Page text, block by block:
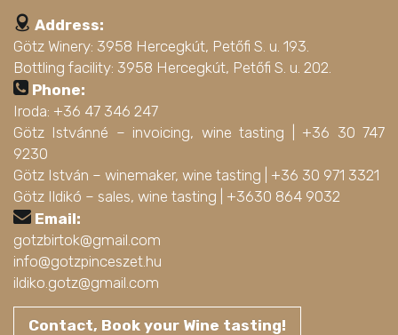
Address:
Götz Winery: 3958 Hercegkút, Petőfi S. u. 193.
Bottling facility: 3958 Hercegkút, Petőfi S. u. 202.
Phone:
Iroda: +36 47 346 247
Götz Istvánné – invoicing, wine tasting | +36 30 747
9230
Götz István – winemaker, wine tasting | +36 30 971 3321
Götz Ildikó – sales, wine tasting | +3630 864 9032
Email:
gotzbirtok@gmail.com
info@gotzpinceszet.hu
ildiko.gotz@gmail.com
Contact, Book your Wine tasting!